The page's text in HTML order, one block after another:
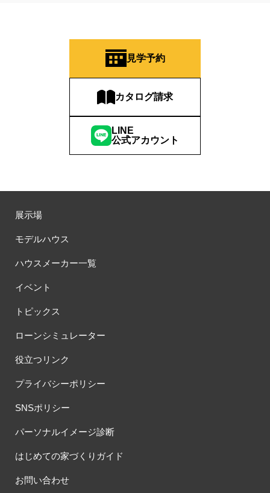
見学予約
カタログ請求
LINE
公式アカウント
展示場
モデルハウス
ハウスメーカー一覧
イベント
トピックス
ローンシミュレーター
役立つリンク
プライバシーポリシー
SNSポリシー
パーソナルイメージ診断
はじめての家づくりガイド
お問い合わせ